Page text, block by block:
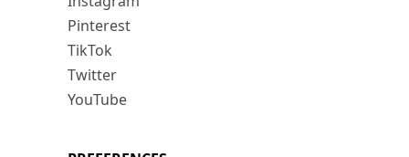
Pinterest
TikTok
Twitter
YouTube